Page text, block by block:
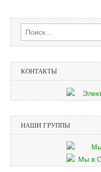
Найти:
КОНТАКТЫ
НАШИ ГРУППЫ